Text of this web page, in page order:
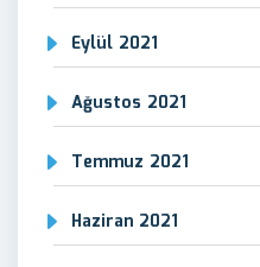
Eylül 2021
Ağustos 2021
Temmuz 2021
Haziran 2021